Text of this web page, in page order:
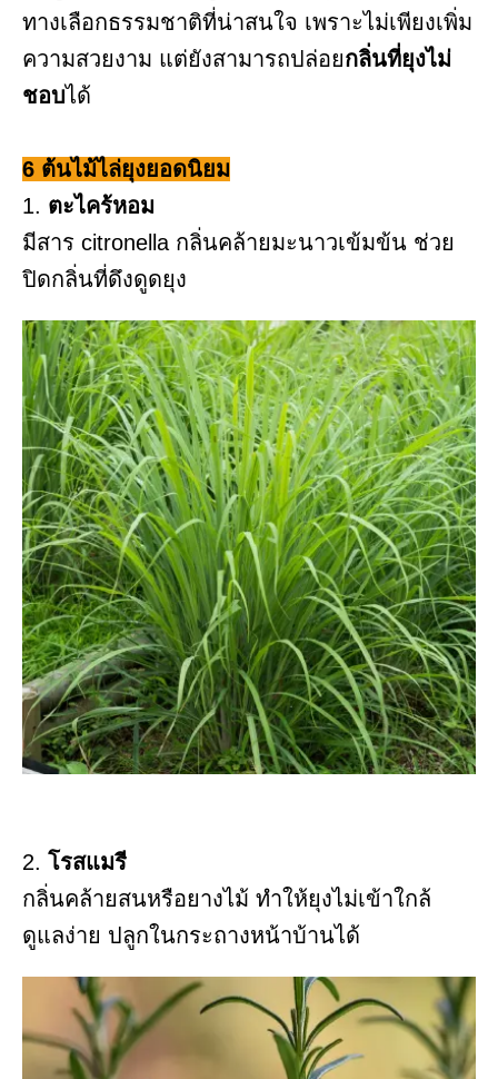
ทางเลือกธรรมชาติที่น่าสนใจ เพราะไม่เพียงเพิ่ม
ความสวยงาม แต่ยังสามารถปล่อยกลิ่นที่ยุงไม่
ชอบได้
6 ต้นไม้ไล่ยุงยอดนิยม
1. ตะไคร้หอม
มีสาร citronella กลิ่นคล้ายมะนาวเข้มข้น ช่วย
ปิดกลิ่นที่ดึงดูดยุง
2. โรสแมรี
กลิ่นคล้ายสนหรือยางไม้ ทำให้ยุงไม่เข้าใกล้
ดูแลง่าย ปลูกในกระถางหน้าบ้านได้